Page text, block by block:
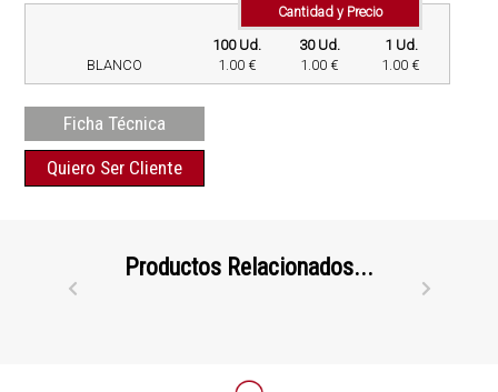
Cantidad y Precio
100 Ud. 30 Ud.
1 Ud.
BLANCO
1.00 € 1.00 € 1.00 €
Ficha Técnica
Quiero Ser Cliente
Productos Relacionados...